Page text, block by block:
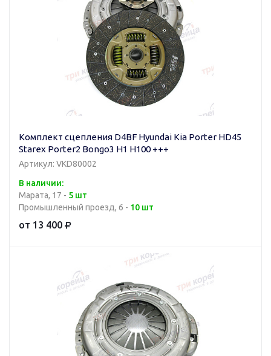
Комплект сцепления D4BF Hyundai Kia Porter HD45
Starex Porter2 Bongo3 H1 H100 +++
Артикул: VKD80002
В наличии:
Марата, 17 - 5 шт
Промышленный проезд, 6 - 10 шт
от 13 400